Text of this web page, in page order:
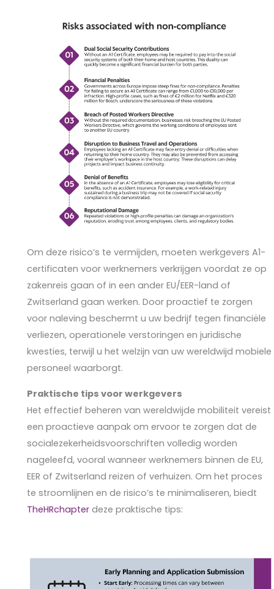
Om deze risico’s te vermijden, moeten werkgevers A1-
certificaten voor werknemers verkrijgen voordat ze op
zakenreis gaan of in een ander EU/EER-land of
Zwitserland gaan werken. Door proactief te zorgen
voor naleving beschermt u uw bedrijf tegen financiële
verliezen, operationele verstoringen en juridische
kwesties, terwijl u het welzijn van uw wereldwijd mobiele
personeel waarborgt.
Praktische tips voor werkgevers
Het effectief beheren van wereldwijde mobiliteit vereist
een proactieve aanpak om ervoor te zorgen dat de
socialezekerheidsvoorschriften volledig worden
nageleefd, vooral wanneer werknemers binnen de EU,
EER of Zwitserland reizen of verhuizen. Om het proces
te stroomlijnen en de risico’s te minimaliseren, biedt
TheHRchapter deze praktische tips: